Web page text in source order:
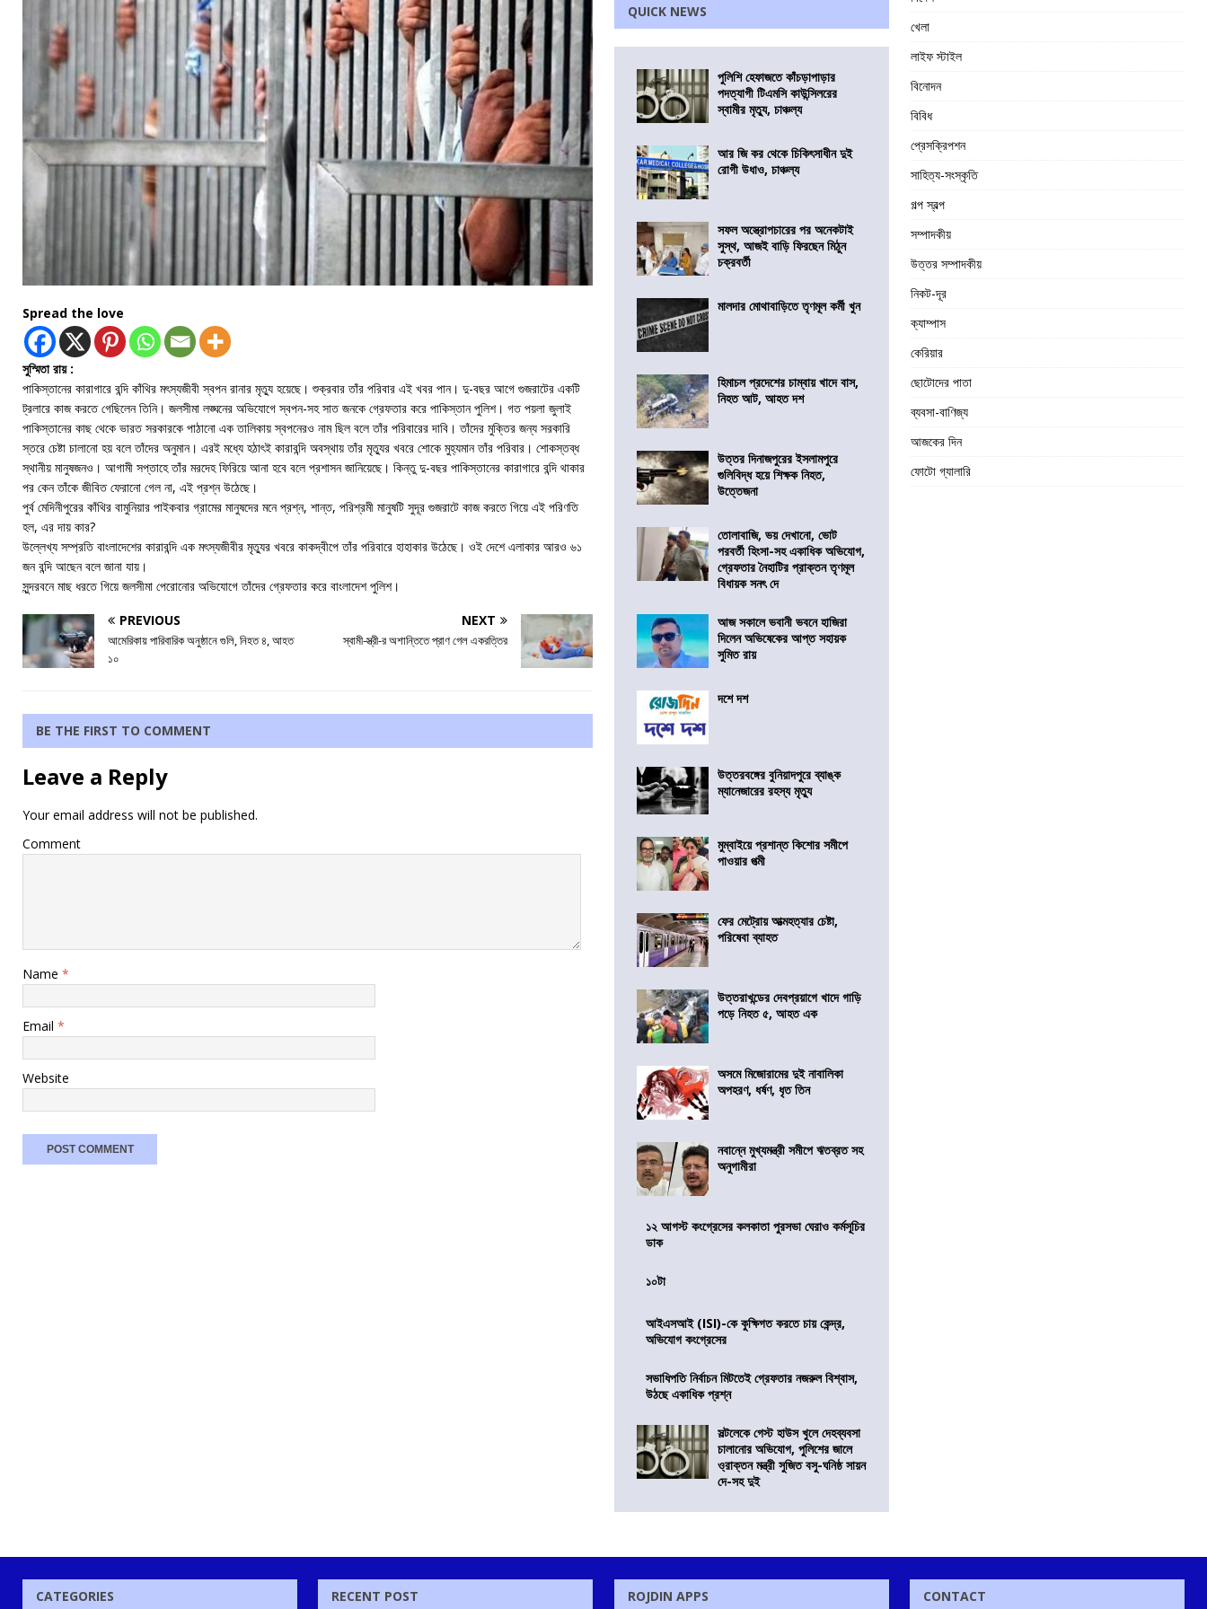
Spread the love
সুস্মিতা রায় :
পাকিস্তানের কারাগারে বন্দি কাঁথির মৎস্যজীবী স্বপন রানার মৃত্যু হয়েছে। শুক্রবার তাঁর পরিবার এই খবর পান। দু-বছর আগে গুজরাটের একটি
ট্রলারে কাজ করতে গেছিলেন তিনি। জলসীমা লঙ্ঘনের অভিযোগে স্বপন-সহ সাত জনকে গ্রেফতার করে পাকিস্তান পুলিশ। গত পয়লা জুলাই
পাকিস্তানের কাছ থেকে ভারত সরকারকে পাঠানো এক তালিকায় স্বপনেরও নাম ছিল বলে তাঁর পরিবারের দাবি। তাঁদের মুক্তির জন্য সরকারি
স্তরে চেষ্টা চালানো হয় বলে তাঁদের অনুমান। এরই মধ্যে হঠাৎই কারাবন্দি অবস্থায় তাঁর মৃত্যুর খবরে শোকে মুহ্যমান তাঁর পরিবার। শোকস্তব্ধ
স্থানীয় মানুষজনও। আগামী সপ্তাহে তাঁর মরদেহ ফিরিয়ে আনা হবে বলে প্রশাসন জানিয়েছে। কিন্তু দু-বছর পাকিস্তানের কারাগারে বন্দি থাকার
পর কেন তাঁকে জীবিত ফেরানো গেল না, এই প্রশ্ন উঠেছে।
পুর্ব মেদিনীপুরের কাঁথির বামুনিয়ার পাইকবার গ্রামের মানুষদের মনে প্রশ্ন, শান্ত, পরিশ্রমী মানুষটি সুদূর গুজরাটে কাজ করতে গিয়ে এই পরিণতি
হল, এর দায় কার?
উল্লেখ্য সম্প্রতি বাংলাদেশের কারাবন্দি এক মৎস্যজীবীর মৃত্যুর খবরে কাকদ্বীপে তাঁর পরিবারে হাহাকার উঠেছে। ওই দেশে এলাকার আরও ৬১
জন বন্দি আছেন বলে জানা যায়।
সুন্দরবনে মাছ ধরতে গিয়ে জলসীমা পেরোনোর অভিযোগে তাঁদের গ্রেফতার করে বাংলাদেশ পুলিশ।
PREVIOUS
আমেরিকায় পারিবারিক অনুষ্ঠানে গুলি, নিহত ৪, আহত
১০
NEXT
স্বামী-স্ত্রী-র অশান্তিতে প্রাণ গেল একরত্তির
BE THE FIRST TO COMMENT
Leave a Reply
Your email address will not be published.
Comment
Name *
Email *
Website
QUICK NEWS
পুলিশি হেফাজতে কাঁচড়াপাড়ার
পদত্যাগী টিএমসি কাউন্সিলরের
স্বামীর মৃত্যু, চাঞ্চল্য
আর জি কর থেকে চিকিৎসাধীন দুই
রোগী উধাও, চাঞ্চল্য
সফল অস্ত্রোপচারের পর অনেকটাই
সুস্থ, আজই বাড়ি ফিরছেন মিঠুন
চক্রবর্তী
মালদার মোথাবাড়িতে তৃণমূল কর্মী খুন
হিমাচল প্রদেশের চাম্বায় খাদে বাস,
নিহত আট, আহত দশ
উত্তর দিনাজপুরের ইসলামপুরে
গুলিবিদ্ধ হয়ে শিক্ষক নিহত,
উত্তেজনা
তোলাবাজি, ভয় দেখানো, ভোট
পরবর্তী হিংসা-সহ একাধিক অভিযোগ,
গ্রেফতার নৈহাটির প্রাক্তন তৃণমূল
বিধায়ক সনৎ দে
আজ সকালে ভবানী ভবনে হাজিরা
দিলেন অভিষেকের আপ্ত সহায়ক
সুমিত রায়
দশে দশ
উত্তরবঙ্গের বুনিয়াদপুরে ব্যাঙ্ক
ম্যানেজারের রহস্য মৃত্যু
মুম্বাইয়ে প্রশান্ত কিশোর সমীপে
পাওয়ার পত্মী
ফের মেট্রোয় আত্মহত্যার চেষ্টা,
পরিষেবা ব্যাহত
উত্তরাখন্ডের দেবপ্রয়াগে খাদে গাড়ি
পড়ে নিহত ৫, আহত এক
অসমে মিজোরামের দুই নাবালিকা
অপহরণ, ধর্ষণ, ধৃত তিন
নবান্নে মুখ্যমন্ত্রী সমীপে ঋতব্রত সহ
অনুগামীরা
১২ আগস্ট কংগ্রেসের কলকাতা পুরসভা ঘেরাও কর্মসূচির
ডাক
১০টা
আইএসআই (ISI)-কে কুক্ষিগত করতে চায় কেন্দ্র,
অভিযোগ কংগ্রেসের
সভাধিপতি নির্বাচন মিটতেই গ্রেফতার নজরুল বিশ্বাস,
উঠছে একাধিক প্রশ্ন
সল্টলেকে গেস্ট হাউস খুলে দেহব্যবসা
চালানোর অভিযোগ, পুলিশের জালে
ও্রাক্তন মন্ত্রী সুজিত বসু-ঘনিষ্ঠ সায়ন
দে-সহ দুই
খেলা
লাইফ স্টাইল
বিনোদন
বিবিধ
প্রেসক্রিপশন
সাহিত্য-সংস্কৃতি
গল্প স্বল্প
সম্পাদকীয়
উত্তর সম্পাদকীয়
নিকট-দূর
ক্যাম্পাস
কেরিয়ার
ছোটোদের পাতা
ব্যবসা-বাণিজ্য
আজকের দিন
ফোটো গ্যালারি
CATEGORIES RECENT POST ROJDIN APPS CONTACT